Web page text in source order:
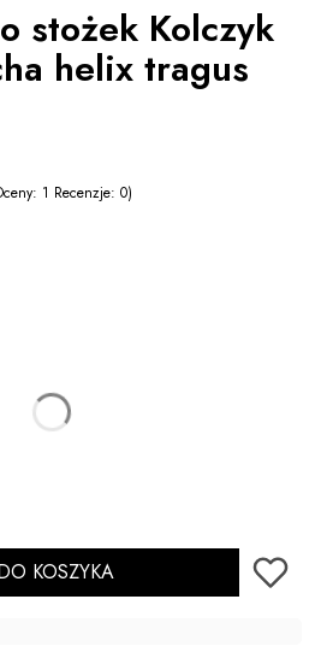
stożek Kolczyk
helix tragus
1 Recenzje: 0)
KOSZYKA